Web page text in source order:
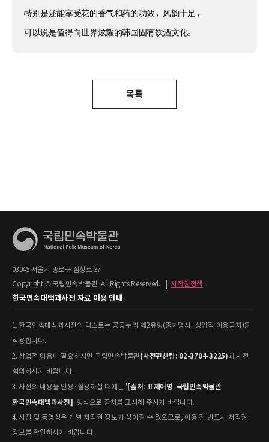
特别是还能享受花的香气和药的功效，风韵十足，
可以说是值得向世界炫耀的韩国固有饮酒文化。
목록
03045 서울시 종로구 삼청로 37
Copyright © 국립민속박물관. All Rights Reserved.
저작권정책
한국민속대백과사전 자료 이용 안내
1. 한국민속대백과사전의 텍스트는 공공누리 제2유형(출처명시+상업적 이용금지)을
적용합니다.
2. 상업적 이용이 필요하시면 국립민속박물관(사전편찬팀: 02-3704-3225)과 사전
협의하시기 바랍니다.
3. 사전의 내용을 인용·활용하실 때에는 ' [출처: 표제어명–국립민속박물관
한국민속대백과사전] ' 형식으로 출처를 표시해 주시기 바랍니다.
4. 사진 및 동영상은 개별 저작권 정보가 상이할 수 있으므로, 이용 전 반드시 저작권
정보를 확인하시기 바랍니다.